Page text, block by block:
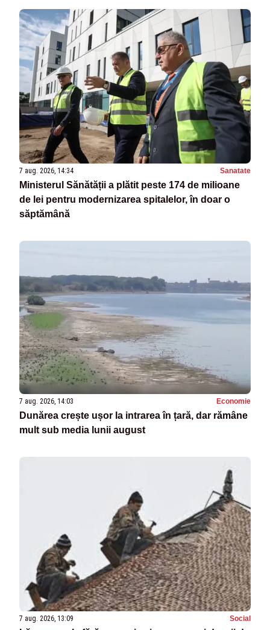
7 aug. 2026, 14:34 Sanatate
Ministerul Sănătății a plătit peste 174 de milioane
de lei pentru modernizarea spitalelor, în doar o
săptămână
7 aug. 2026, 14:03 Economie
Dunărea crește ușor la intrarea în țară, dar rămâne
mult sub media lunii august
7 aug. 2026, 13:09 Social